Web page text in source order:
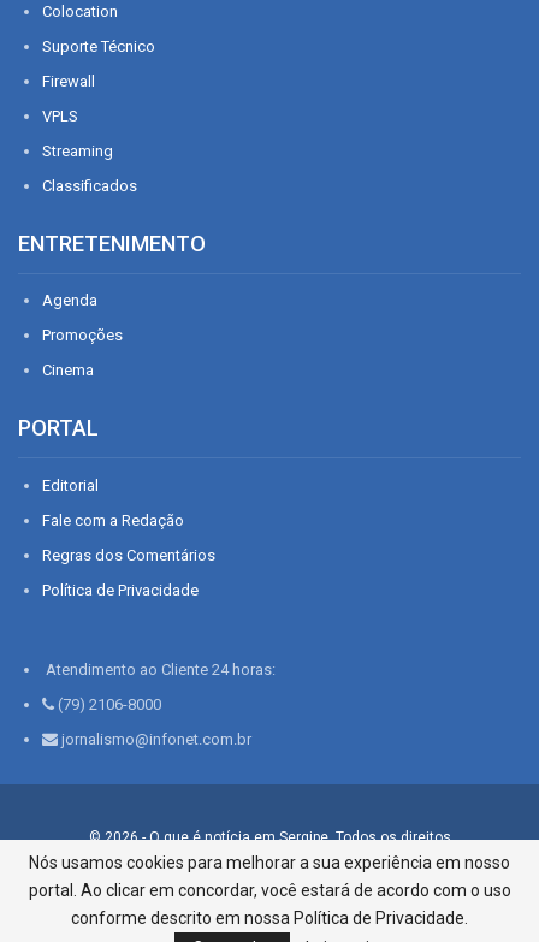
Colocation
Suporte Técnico
Firewall
VPLS
Streaming
Classificados
ENTRETENIMENTO
Agenda
Promoções
Cinema
PORTAL
Editorial
Fale com a Redação
Regras dos Comentários
Política de Privacidade
Atendimento ao Cliente 24 horas:
(79) 2106-8000
jornalismo@infonet.com.br
© 2026 - O que é notícia em Sergipe. Todos os direitos
reservados.
Infonet - Rua Monsenhor Silveira 276, Bairro São José |
Aracaju-SE, CEP 49015-030, Fone: 79.2106.8000 - CI Centro de
Informações LTDA
Nós usamos cookies para melhorar a sua experiência em nosso
portal. Ao clicar em concordar, você estará de acordo com o uso
conforme descrito em nossa Política de Privacidade.